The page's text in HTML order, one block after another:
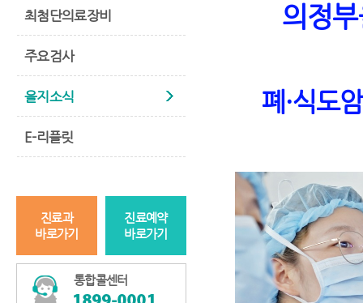
최첨단의료장비
주요검사
을지소식
E-리플릿
진료과
바로가기
진료예약
바로가기
통합콜센터
의정
폐 ·식도